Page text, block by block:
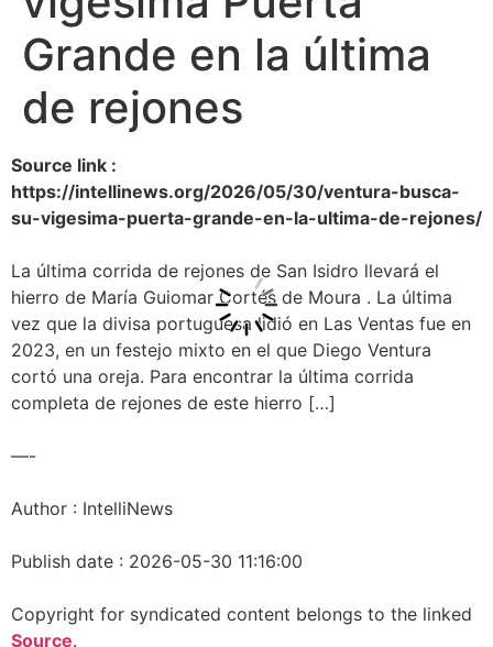
Grande en la última
de rejones
Source link :
https://intellinews.org/2026/05/30/ventura-busca-
su-vigesima-puerta-grande-en-la-ultima-de-rejones/
La última corrida de rejones de San Isidro llevará el
hierro de María Guiomar Cortés de Moura . La última
vez que la divisa portuguesa lidió en Las Ventas fue en
2023, en un festejo mixto en el que Diego Ventura
cortó una oreja. Para encontrar la última corrida
completa de rejones de este hierro […]
—-
Author : IntelliNews
Publish date : 2026-05-30 11:16:00
Copyright for syndicated content belongs to the linked
Source.